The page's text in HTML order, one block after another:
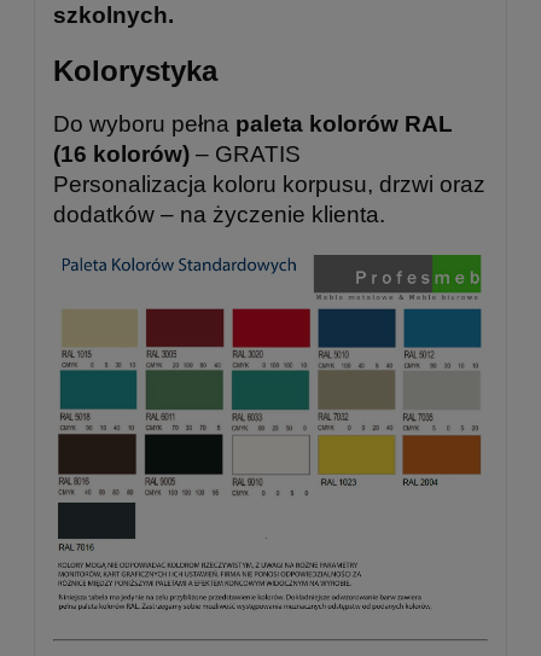
szkolnych.
Kolorystyka
Do wyboru pełna paleta kolorów RAL
(16 kolorów) – GRATIS
Personalizacja koloru korpusu, drzwi oraz
dodatków – na życzenie klienta.